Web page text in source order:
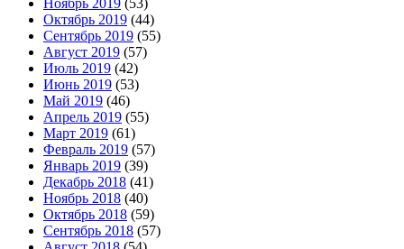
Ноябрь 2019 (53)
Октябрь 2019 (44)
Сентябрь 2019 (55)
Август 2019 (57)
Июль 2019 (42)
Июнь 2019 (53)
Май 2019 (46)
Апрель 2019 (55)
Март 2019 (61)
Февраль 2019 (57)
Январь 2019 (39)
Декабрь 2018 (41)
Ноябрь 2018 (40)
Октябрь 2018 (59)
Сентябрь 2018 (57)